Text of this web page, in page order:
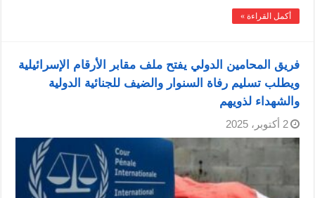
أكمل القراءة »
فريق المحامين الدولي يفتح ملف مقابر الأرقام الإسرائيلية
ويطلب تسليم رفاة السنوار والضيف للجنائية الدولية
والشهداء لذويهم
2 أكتوبر، 2025